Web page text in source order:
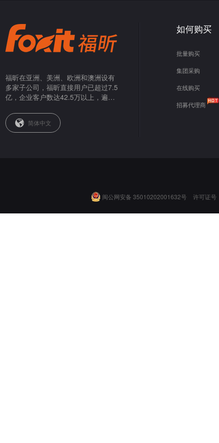
福昕在亚洲、美洲、欧洲和澳洲设有
多家子公司，福昕直接用户已超过7.5
亿，企业客户数达42.5万以上，遍布
简体中文
如何购买
批量购买
集团采购
在线购买
招募代理商
闽公网安备 35010202001632号 许可证号